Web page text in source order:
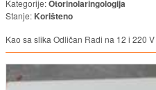
Kategorije:Otorinolaringologija
Stanje: Korišteno
Kao sa slika Odličan Radi na 12 i 220 V